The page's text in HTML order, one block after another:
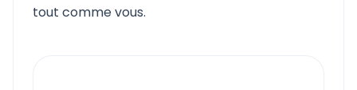
tout comme vous.